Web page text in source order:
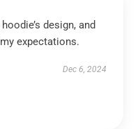
design, and
expectations.
Dec 6, 2024